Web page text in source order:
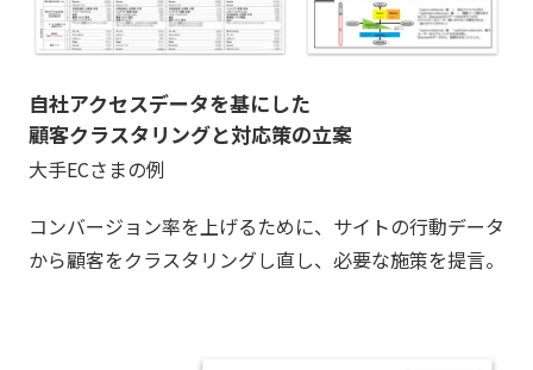
自社アクセスデータを基にした
顧客クラスタリングと対応策の立案
大手ECさまの例
コンバージョン率を上げるために、サイトの行動データ
から顧客をクラスタリングし直し、必要な施策を提言。